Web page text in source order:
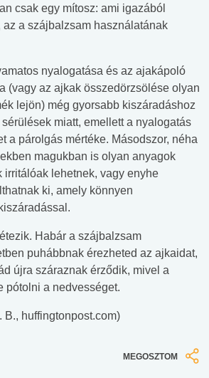
csak egy mítosz: ami igazából
az a szájbalzsam használatának
nyalogatása és az ajakápoló
(vagy az ajkak összedörzsölése olyan
lejön) még gyorsabb kiszáradáshoz
miatt, emellett a nyalogatás
a párolgás mértéke. Másodszor, néha
magukban is olyan anyagok
irritálóak lehetnek, vagy enyhe
ki, amely könnyen
Habár a szájbalzsam
puhábbnak érezheted az ajkaidat,
újra száraznak érződik, mivel a
pótolni a nedvességet.
B., huffingtonpost.com)
MEGOSZTOM